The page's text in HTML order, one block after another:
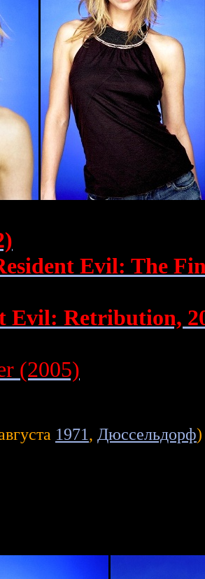
Evil: The
Evil: Retribution,
(2005)
1971, Дюссельдорф